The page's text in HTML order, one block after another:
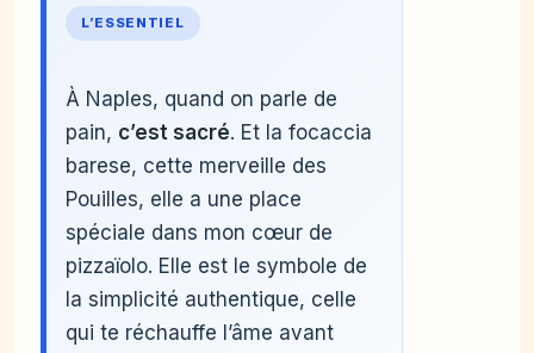
L’ESSENTIEL
À Naples, quand on parle de
pain, c’est sacré. Et la focaccia
barese, cette merveille des
Pouilles, elle a une place
spéciale dans mon cœur de
pizzaïolo. Elle est le symbole de
la simplicité authentique, celle
qui te réchauffe l’âme avant